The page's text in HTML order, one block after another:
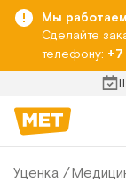
Мы
Сделайте
телефону:
Уценка